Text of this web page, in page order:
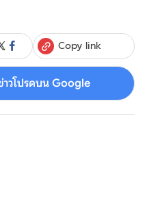
Copy link
าวโปรดบน Google